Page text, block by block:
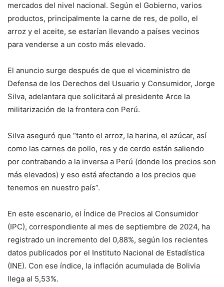
mercados del nivel nacional. Según el Gobierno, varios
productos, principalmente la carne de res, de pollo, el
arroz y el aceite, se estarían llevando a países vecinos
para venderse a un costo más elevado.
El anuncio surge después de que el viceministro de
Defensa de los Derechos del Usuario y Consumidor, Jorge
Silva, adelantara que solicitará al presidente Arce la
militarización de la frontera con Perú.
Silva aseguró que “tanto el arroz, la harina, el azúcar, así
como las carnes de pollo, res y de cerdo están saliendo
por contrabando a la inversa a Perú (donde los precios son
más elevados) y eso está afectando a los precios que
tenemos en nuestro país”.
En este escenario, el Índice de Precios al Consumidor
(IPC), correspondiente al mes de septiembre de 2024, ha
registrado un incremento del 0,88%, según los recientes
datos publicados por el Instituto Nacional de Estadística
(INE). Con ese índice, la inflación acumulada de Bolivia
llega al 5,53%.